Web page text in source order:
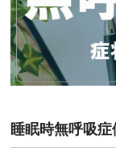
睡眠時無呼吸